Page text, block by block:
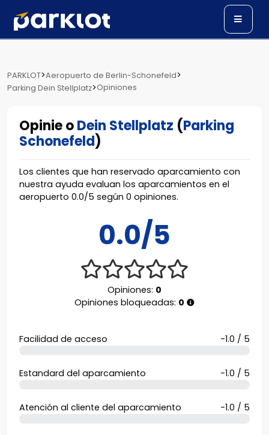
PARKLOT>Aeropuerto de Berlin-Schonefeld>
Parking Dein Stellplatz>Opiniones
Opinie oDein Stellplatz (Parking
Schonefeld)
Los clientes que han reservado aparcamiento con
nuestra ayuda evaluan los aparcamientos en el
aeropuerto 0.0/5 según 0 opiniones.
0.0/5
Opiniones: 0
Opiniones bloqueadas: 0
Facilidad de acceso -1.0 / 5
Estandard del aparcamiento -1.0 / 5
Atención al cliente del aparcamiento -1.0 / 5